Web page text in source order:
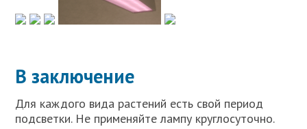
В заключение
Для каждого вида растений есть свой период
подсветки. Не применяйте лампу круглосуточно.